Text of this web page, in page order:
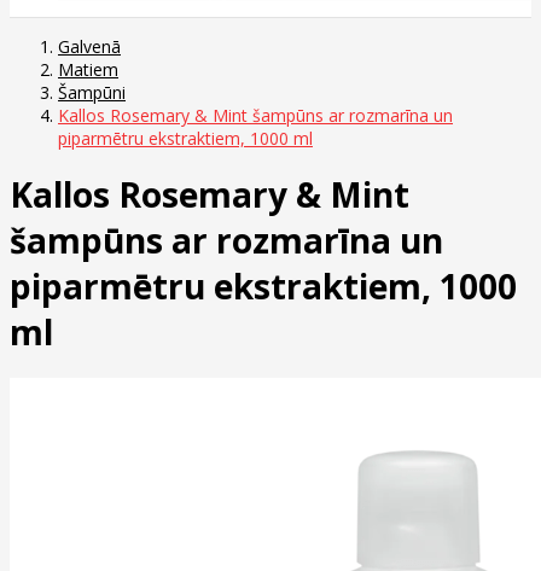
Galvenā
Matiem
Šampūni
Kallos Rosemary & Mint šampūns ar rozmarīna un
piparmētru ekstraktiem, 1000 ml
Kallos Rosemary & Mint
šampūns ar rozmarīna un
piparmētru ekstraktiem, 1000
ml